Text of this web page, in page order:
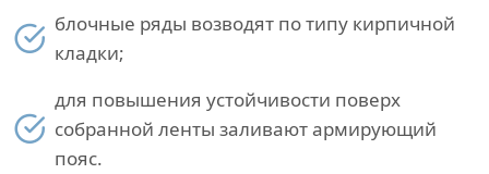
блочные ряды возводят по типу кирпичной
кладки;
для повышения устойчивости поверх
собранной ленты заливают армирующий
пояс.